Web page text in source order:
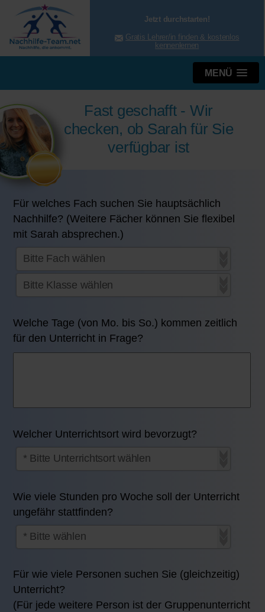
Jetzt durchstarten!
Gratis Lehrer/in finden & kostenlos
kennenlernen
MENÜ
Fast geschafft - Wir
checken, ob Sarah für Sie
verfügbar ist
Für welches Fach suchen Sie hauptsächlich
Nachhilfe? (Weitere Fächer können Sie flexibel
mit Sarah absprechen.)
Welche Tage (von Mo. bis So.) kommen zeitlich
für den Unterricht in Frage?
Welcher Unterrichtsort wird bevorzugt?
Wie viele Stunden pro Woche soll der Unterricht
ungefähr stattfinden?
Für wie viele Personen suchen Sie (gleichzeitig)
Unterricht?
(Für jede weitere Person ist der Gruppenunterricht